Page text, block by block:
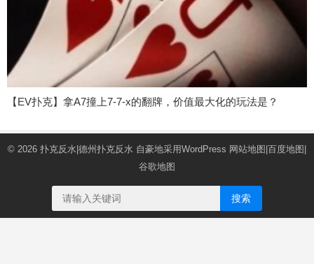
【EV扑克】拿A7撞上7-7-x的翻牌，价值最大化的玩法是？
© 2026 扑克反水|德州扑克反水 自豪地采用WordPress 网站地图 百度地图
谷歌地图
搜索